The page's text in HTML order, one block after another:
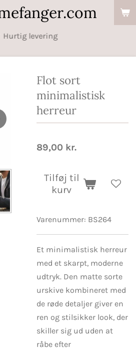
Hurtig levering
Flot sort
minimalistisk
herreur
89,00 kr.
Tilføj til
kurv
Varenummer: BS264
Et minimalistisk herreur
med et skarpt, moderne
udtryk. Den matte sorte
urskive kombineret med
de røde detaljer giver en
ren og stilsikker look, der
skiller sig ud uden at
råbe efter